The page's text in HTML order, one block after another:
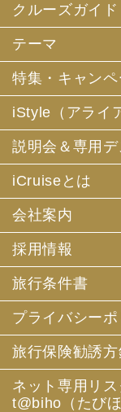
クルーズガイド
テーマ
特集・キャンペ
iStyle（アライ
説明会＆専用デ
iCruiseとは
会社案内
採用情報
旅行条件書
プライバシーポ
旅行保険勧誘方
ネット専用リ
t@biho（たびほ